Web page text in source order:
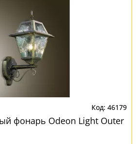
46179
фонарь Odeon Light Outer